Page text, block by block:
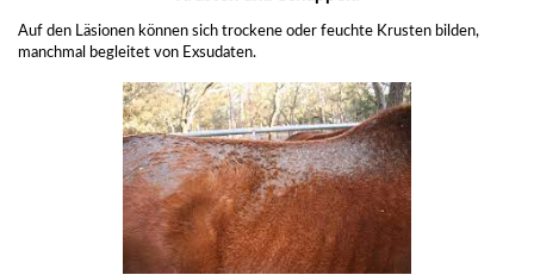
Auf den Läsionen können sich trockene oder feuchte Krusten bilden,
manchmal begleitet von Exsudaten.